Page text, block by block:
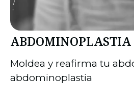
ABDOMINOPLASTIA
Moldea y reafirma tu
abdominoplastia